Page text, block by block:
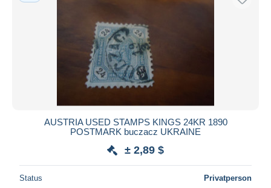
AUSTRIA USED STAMPS KINGS 24KR 1890
POSTMARK buczacz UKRAINE
± 2,89 $
Status Privatperson